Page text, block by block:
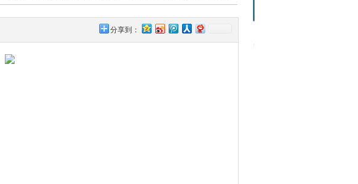
分享到：